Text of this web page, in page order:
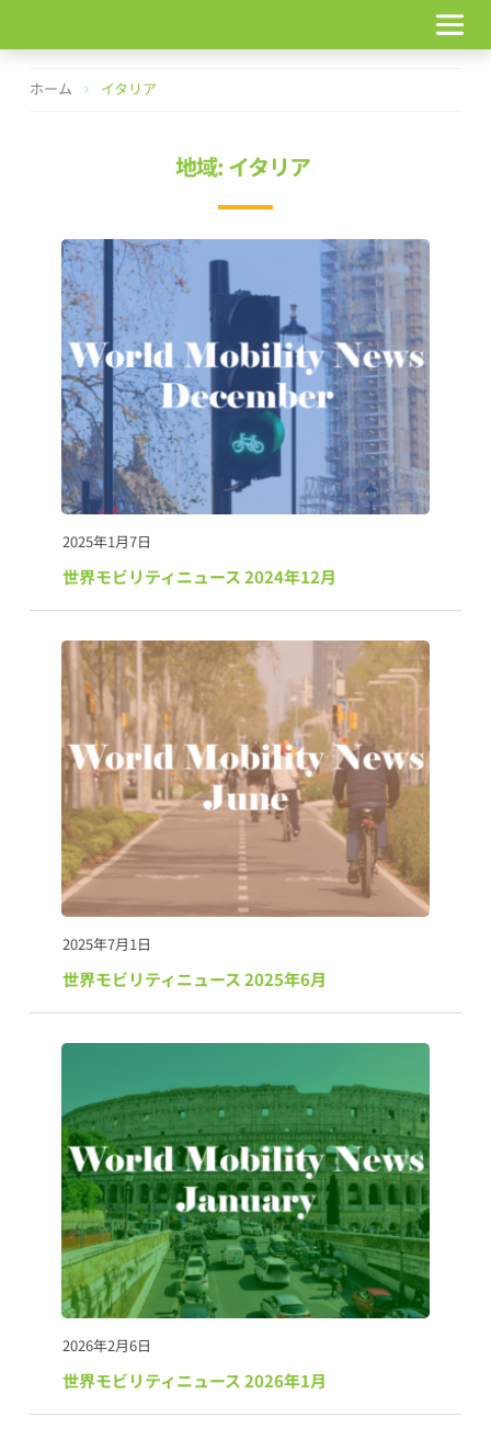
テ
ホーム イタリア
地域: イタリア
2025年1月7日
世界モビリティニュース 2024年12月
2025年7月1日
世界モビリティニュース 2025年6月
2026年2月6日
世界モビリティニュース 2026年1月